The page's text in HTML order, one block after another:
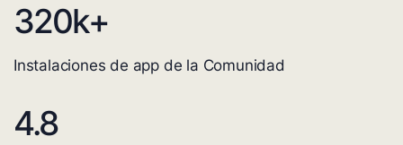
320k+
Instalaciones de app de la Comunidad
4.8